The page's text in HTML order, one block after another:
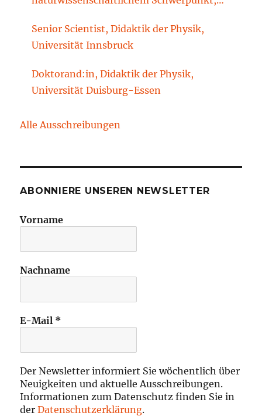
Technische Universität Cottbus-Senftenberg
Senior Scientist, Didaktik der Physik,
Universität Innsbruck
Doktorand:in, Didaktik der Physik,
Universität Duisburg-Essen
Alle Ausschreibungen
ABONNIERE UNSEREN NEWSLETTER
Vorname
Nachname
E-Mail *
Der Newsletter informiert Sie wöchentlich über
Neuigkeiten und aktuelle Ausschreibungen.
Informationen zum Datenschutz finden Sie in
derDatenschutzerklärung.